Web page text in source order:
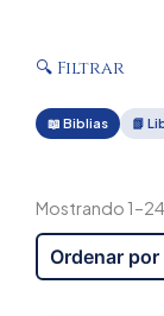
🔍 Filtrar
📖 Biblias 📗
Mostrando